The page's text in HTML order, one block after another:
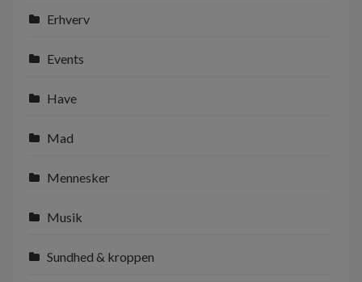
Erhverv
Events
Have
Mad
Mennesker
Musik
Sundhed & kroppen